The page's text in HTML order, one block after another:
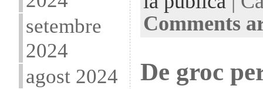
setembre
2024
agost 2024
Comments
De groc